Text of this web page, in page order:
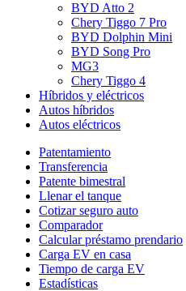
BYD Atto 2
Chery Tiggo 7 Pro
BYD Dolphin Mini
BYD Song Pro
MG3
Chery Tiggo 4
Híbridos y eléctricos
Autos híbridos
Autos eléctricos
Patentamiento
Transferencia
Patente bimestral
Llenar el tanque
Cotizar seguro auto
Comparador
Calcular préstamo prendario
Carga EV en casa
Tiempo de carga EV
Estadísticas